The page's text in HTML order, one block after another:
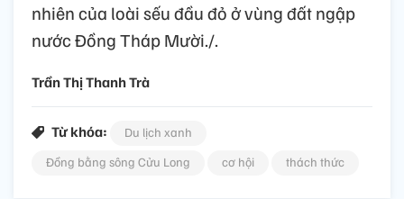
nhiên của loài sếu đầu đỏ ở vùng đất ngập
nước Đồng Tháp Mười./.
Trần Thị Thanh Trà
Từ khóa:
Du lịch xanh
Đồng bằng sông Cửu Long
cơ hội thách thức